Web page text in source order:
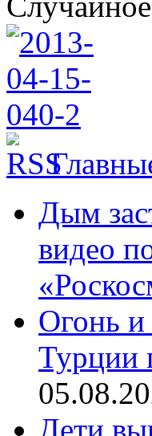
Дым
видео
Огонь и
Турции